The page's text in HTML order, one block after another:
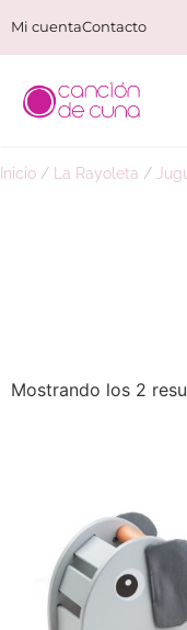
Mi cuentaContacto
Inicio / La Rayoleta /
Mostrando los 2